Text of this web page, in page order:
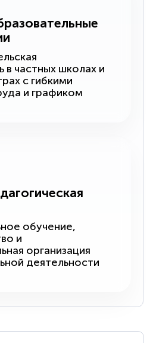
в частных школах и
с гибкими
и графиком
обучение,
и
организация
деятельности